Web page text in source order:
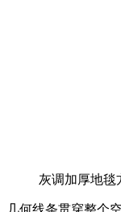
灰调加厚地毯
几何线条贯穿整个